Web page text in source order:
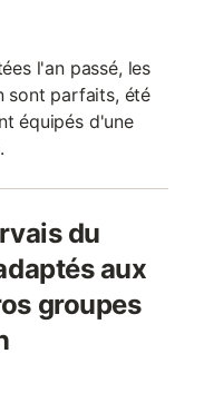
l'an passé, les
sont parfaits, été
équipés d'une
du
aux
groupes